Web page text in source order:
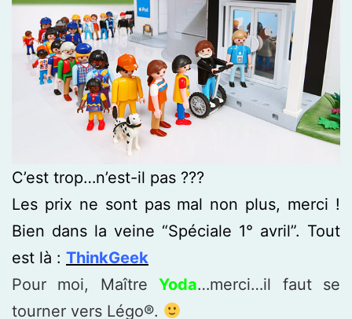
C’est trop…n’est-il pas ???
Les prix ne sont pas mal non plus, merci !
Bien dans la veine “Spéciale 1° avril”. Tout
est là : ThinkGeek
Pour moi, MaîtreYoda…merci…il faut se
tourner vers Légo®.